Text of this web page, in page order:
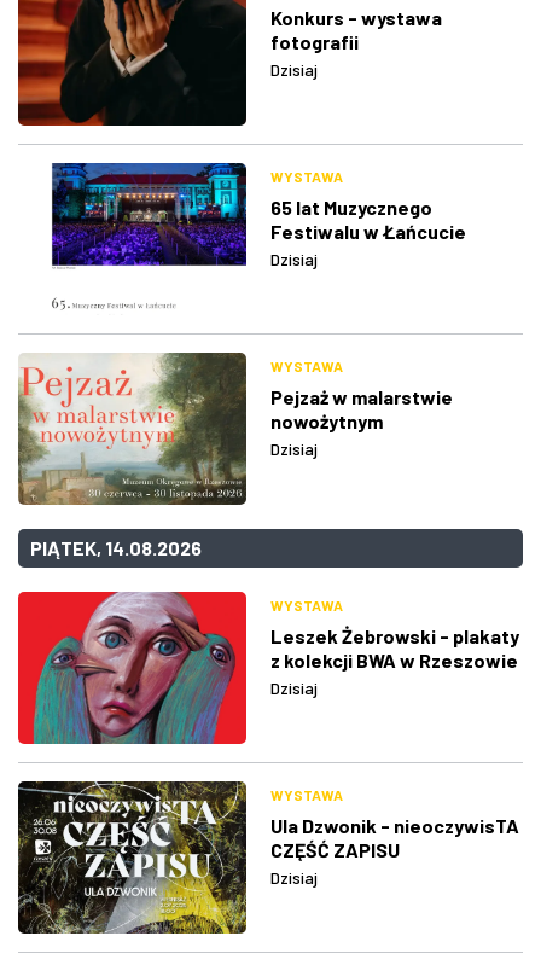
Konkurs - wystawa
fotografii
Dzisiaj
WYSTAWA
65 lat Muzycznego
Festiwalu w Łańcucie
Dzisiaj
WYSTAWA
Pejzaż w malarstwie
nowożytnym
Dzisiaj
PIĄTEK, 14.08.2026
WYSTAWA
Leszek Żebrowski - plakaty
z kolekcji BWA w Rzeszowie
Dzisiaj
WYSTAWA
Ula Dzwonik - nieoczywisTA
CZĘŚĆ ZAPISU
Dzisiaj